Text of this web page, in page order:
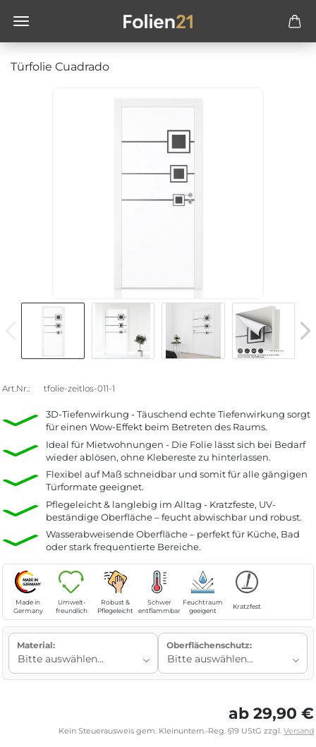
Türfolie Cuadrado
Art.Nr.: tfolie-zeitlos-011-1
3D-Tiefenwirkung - Täuschend echte Tiefenwirkung sorgt
für einen Wow-Effekt beim Betreten des Raums.
Ideal für Mietwohnungen - Die Folie lässt sich bei Bedarf
wieder ablösen, ohne Klebereste zu hinterlassen.
Flexibel auf Maß schneidbar und somit für alle gängigen
Türformate geeignet.
Pflegeleicht & langlebig im Alltag - Kratzfeste, UV-
beständige Oberfläche – feucht abwischbar und robust.
Wasserabweisende Oberfläche – perfekt für Küche, Bad
oder stark frequentierte Bereiche.
Made in
Germany
Umwelt-
freundlich
Robust &
Pflegeleicht
Schwer
entflammbar
Feuchtraum
geeigent
Kratzfest
Material: Oberflächenschutz:
ab 29,90 €
Kein Steuerausweis gem. Kleinuntern.-Reg. §19 UStG zzgl. Versand